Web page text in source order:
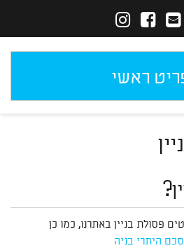
ראשי
פסולת בניין באתרנו, כמו כן
היתרי בניה